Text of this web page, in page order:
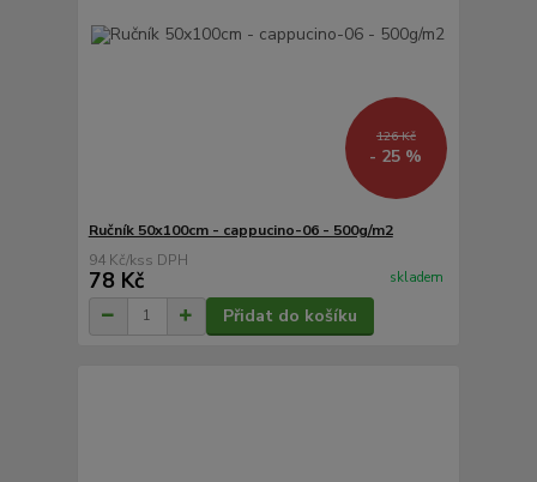
126 Kč
- 25 %
Ručník 50x100cm - cappucino-06 - 500g/m2
94 Kč/ks
78 Kč skladem
Přidat do košíku